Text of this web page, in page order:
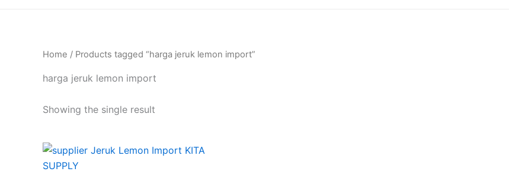
Home / Products tagged “harga jeruk lemon import”
harga jeruk lemon import
Showing the single result